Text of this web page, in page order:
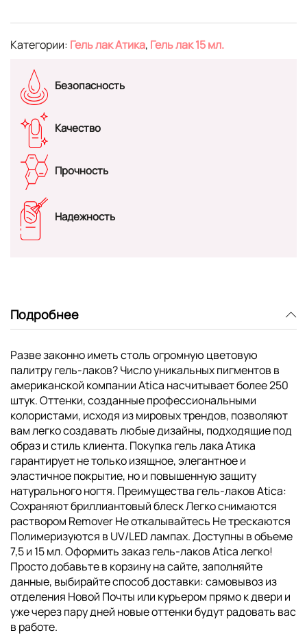
Категории: Гель лак Атика, Гель лак 15 мл.
Безопасность
Качество
Прочность
Надежность
Подробнее
Разве законно иметь столь огромную цветовую
палитру гель-лаков? Число уникальных пигментов в
американской компании Atica насчитывает более 250
штук. Оттенки, созданные профессиональными
колористами, исходя из мировых трендов, позволяют
вам легко создавать любые дизайны, подходящие под
образ и стиль клиента. Покупка гель лака Атика
гарантирует не только изящное, элегантное и
эластичное покрытие, но и повышенную защиту
натурального ногтя. Преимущества гель-лаков Atica:
Сохраняют бриллиантовый блеск Легко снимаются
раствором Remover Не откалывайтесь Не трескаются
Полимеризуются в UV/LED лампах. Доступны в объеме
7,5 и 15 мл. Оформить заказ гель-лаков Atica легко!
Просто добавьте в корзину на сайте, заполняйте
данные, выбирайте способ доставки: самовывоз из
отделения Новой Почты или курьером прямо к двери и
уже через пару дней новые оттенки будут радовать вас
в работе.